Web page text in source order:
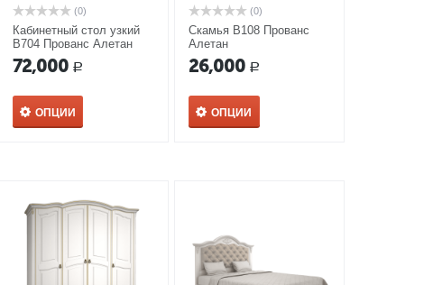
(0)
Кабинетный стол узкий
В704 Прованс Алетан
72,000 Р
ОПЦИИ
(0)
Скамья В108 Прованс
Алетан
26,000 Р
ОПЦИИ